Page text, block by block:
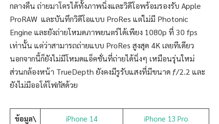
กลางคืน ถ่ายมาโครได้ทั้งภาพนิ่งและวิดีโอพร้อมรองรับ Apple
ProRAW และบันทึกวิดีโอแบบ ProRes แต่ไม่มี Photonic
Engine และยังถ่ายโหมดภาพยนตร์ได้เพียง 1080p ที่ 30 fps
เท่านั้น แต่ว่าสามารถถ่ายแบบ ProRes สูงสุด 4K เลยทีเดียว
นอกจากนี้ก็ยังไม่มีโหมดแอ็คชั่นที่ถ่ายได้นิ่งๆ เหมือนรุ่นใหม่
ส่วนกล้องหน้า TrueDepth ยังคงมีรูรับแสงที่มีขนาด ƒ/2.2 และ
ยังไม่มีออโต้โฟกัสด้วย
ข้อมูล\
iPhone 14 iPhone 13 Pro